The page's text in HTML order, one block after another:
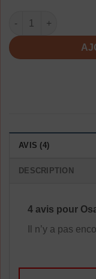
quantité de Osaka
AVIS (4)
DESCRIPTION
4 avis pour
Il n’y a pas